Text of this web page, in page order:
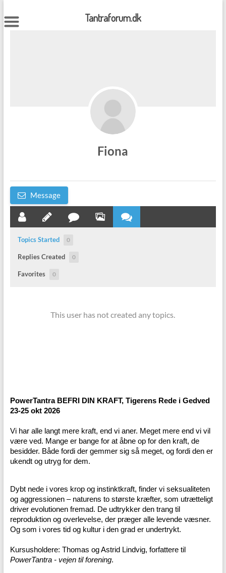
to
content
Fiona
Message
Topics Started 0
Replies Created 0
Favorites 0
This user has not created any topics.
PowerTantra BEFRI DIN KRAFT, Tigerens Rede i Gedved
23-25 okt 2026
Vi har alle langt mere kraft, end vi aner. Meget mere end vi vil
være ved. Mange er bange for at åbne op for den kraft, de
besidder. Både fordi der gemmer sig så meget, og fordi den er
ukendt og utryg for dem.
Dybt nede i vores krop og instinktkraft, finder vi seksualiteten
og aggressionen – naturens to største kræfter, som utrætteligt
driver evolutionen fremad. De udtrykker den trang til
reproduktion og overlevelse, der præger alle levende væsner.
Og som i vores tid og kultur i den grad er undertrykt.
Kursusholdere: Thomas og Astrid Lindvig, forfattere til
PowerTantra - vejen til forening.
Tantraforum.dk